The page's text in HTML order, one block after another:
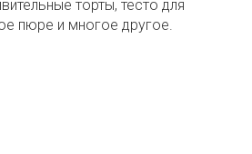
торты, тесто для
пюре и многое другое.